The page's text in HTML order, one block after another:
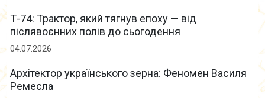
Т-74: Трактор, який тягнув епоху — від
післявоєнних полів до сьогодення
04.07.2026
Архітектор українського зерна: Феномен Василя
Ремесла